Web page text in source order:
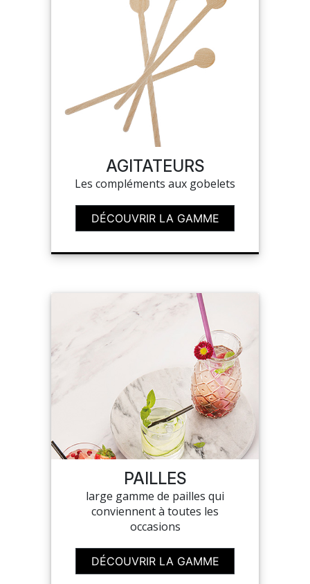
AGITATEURS
Les compléments aux gobelets
DÉCOUVRIR LA GAMME
PAILLES
large gamme de pailles qui
conviennent à toutes les
occasions
DÉCOUVRIR LA GAMME